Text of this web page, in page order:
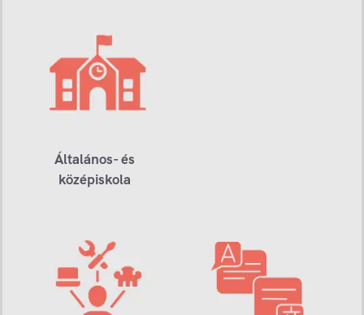
Általános- és
középiskola